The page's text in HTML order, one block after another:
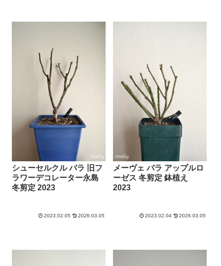
シューセルクル バラ 旧フ
ラワーデコレーター永島
冬剪定 2023
2023.02.05 2026.03.05
メーヴェ バラ アップルロ
ーゼス 冬剪定 鉢植え
2023
2023.02.04 2026.03.05